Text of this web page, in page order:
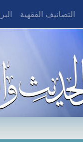
التصانيف الفقهية